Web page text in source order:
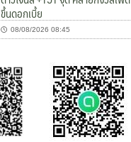
ขึ้นดอกเบี้ย
08/08/2026 08:45